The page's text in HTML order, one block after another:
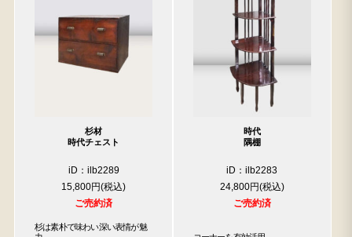
杉材
時代チェスト
iD：ilb2289
15,800円
ご売約済
杉は素朴で味わい深い表情が魅
時代
隅棚
iD：ilb2283
24,800円
ご売約済